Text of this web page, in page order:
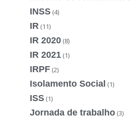
INSS (4)
IR (11)
IR 2020 (8)
IR 2021 (1)
IRPF (2)
Isolamento Social (1)
ISS (1)
Jornada de trabalho (3)